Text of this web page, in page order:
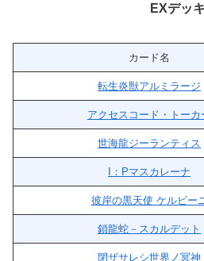
EXデッキ
カード名
転生炎獣アルミラージ
アクセスコード・トーカ
世海龍ジーランティス
I：Pマスカレーナ
彼岸の黒天使 ケルビー
鎖龍蛇－スカルデット
閉ザサレシ世界ノ冥神